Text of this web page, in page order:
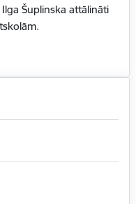
Šuplinska attālināti